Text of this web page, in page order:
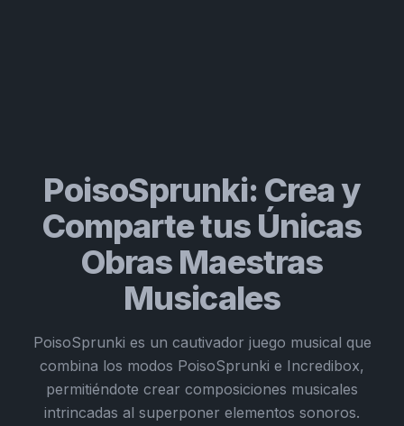
PoisoSprunki: Crea y
Comparte tus Únicas
Obras Maestras
Musicales
PoisoSprunki es un cautivador juego musical que
combina los modos PoisoSprunki e Incredibox,
permitiéndote crear composiciones musicales
intrincadas al superponer elementos sonoros.